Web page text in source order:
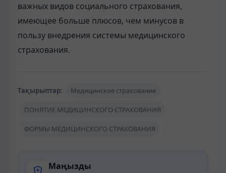
важных видов социального страхования,
имеющее больше плюсов, чем минусов в
пользу внедрения системы медицинского
страхования.
Тақырыптар: Медицинское страхование
ПОНЯТИЕ МЕДИЦИНСКОГО СТРАХОВАНИЯ
ФОРМЫ МЕДИЦИНСКОГО СТРАХОВАНИЯ
Маңызды